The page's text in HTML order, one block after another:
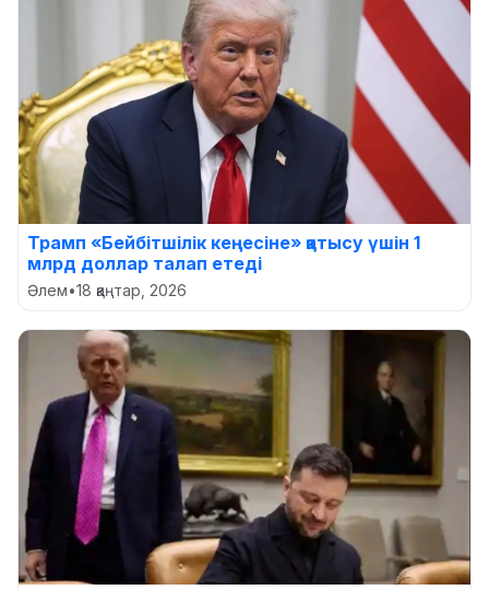
Трамп «Бейбітшілік кеңесіне» қатысу үшін 1
млрд доллар талап етеді
Әлем•18 қаңтар, 2026